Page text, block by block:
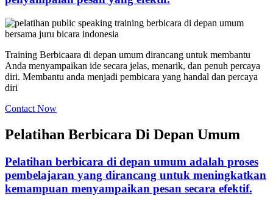
Training Berbicaara di depan umum dirancang untuk membantu
Anda menyampaikan ide secara jelas, menarik, dan penuh percaya
diri. Membantu anda menjadi pembicara yang handal dan percaya
diri
Contact Now
Pelatihan Berbicara Di Depan Umum
Pelatihan berbicara di depan umum adalah proses
pembelajaran yang dirancang untuk meningkatkan
kemampuan menyampaikan pesan secara efektif.